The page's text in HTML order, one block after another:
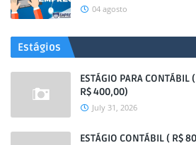
04 agosto
Estágios
ESTÁGIO PARA
R$ 400,00)
July 31, 2026
ESTÁGIO CONTÁBIL ( R$